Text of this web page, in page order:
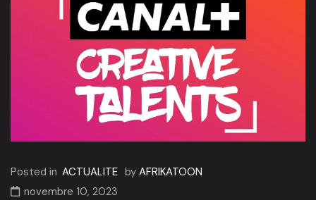
Posted in ACTUALITE by AFRIKATOON
novembre 10, 2023